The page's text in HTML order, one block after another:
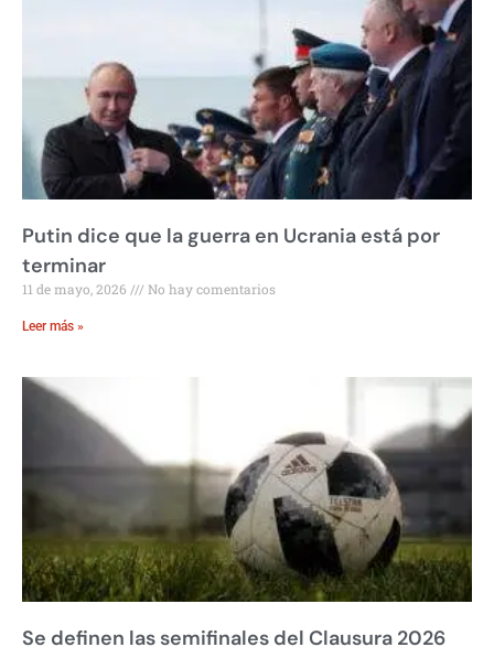
Putin dice que la guerra en Ucrania está por
terminar
11 de mayo, 2026 No hay comentarios
Leer más »
Se definen las semifinales del Clausura 2026